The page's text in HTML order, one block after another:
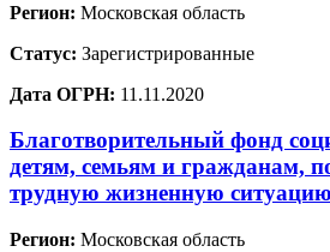
Регион: Московская область
Статус: Зарегистрированные
Дата ОГРН: 11.11.2020
Благотворительный фонд
детям, семьям и гражданам,
трудную жизненную
Регион: Московская область